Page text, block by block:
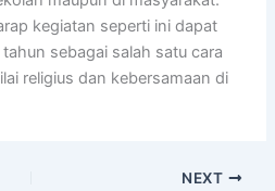
kegiatan seperti ini dapat
sebagai salah satu cara
religius dan kebersamaan di
NEXT